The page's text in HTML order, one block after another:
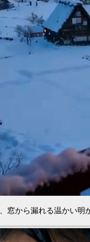
窓から漏れる温かい